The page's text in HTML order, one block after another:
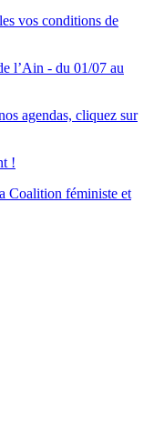
vos conditions de
l’Ain - du 01/07 au
agendas, cliquez sur
!
Coalition féministe et